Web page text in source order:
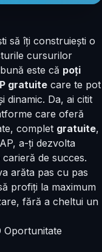
să îți construiești o
cursurilor
este că poți
gratuite care te pot
dinamic. Da, ai citit
care oferă
complet gratuite,
a-ți dezvolta
de succes.
arăta pas cu pas
profiți la maximum
fără a cheltui un
Oportunitate